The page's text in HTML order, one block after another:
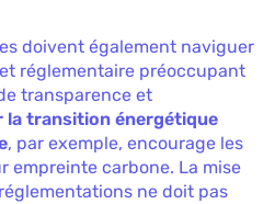
doivent également naviguer
réglementaire préoccupant
transparence et
la transition énergétique
, par exemple, encourage les
empreinte carbone. La mise
ne doit pas